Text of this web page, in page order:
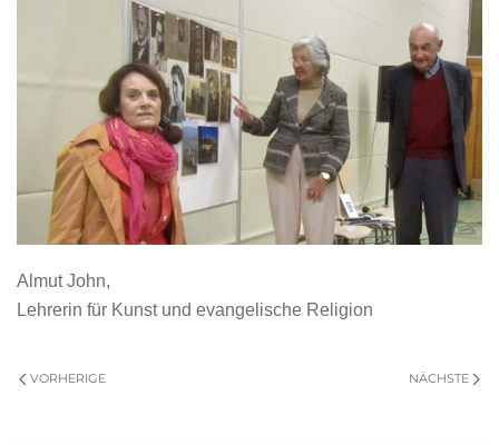
Almut John,
Lehrerin für Kunst und evangelische Religion
VORHERIGE NÄCHSTE